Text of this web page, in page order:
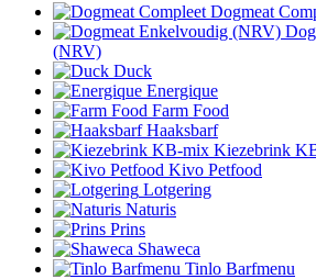
Dogmeat
(NRV)
Duck
Energique
Farm Food
Haaksbarf
Kiezebrink
Kivo Petfood
Lotgering
Naturis
Prins
Shaweca
Tinlo Barfmenu